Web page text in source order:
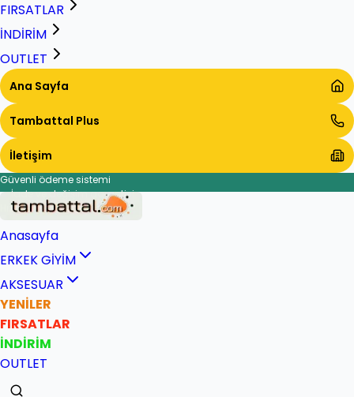
FIRSATLAR
İNDİRİM
OUTLET
Ana Sayfa
Tambattal Plus
İletişim
Güvenli ödeme sistemi
İade ve değişim garantisi
Anasayfa
ERKEK GİYİM
AKSESUAR
YENİLER
FIRSATLAR
İNDİRİM
OUTLET